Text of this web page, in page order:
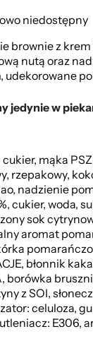
niedostępny
brownie z
nutą oraz
udekorowane
jedynie w
cukier, mąka
rzepakowy,
nadzienie
cukier, woda,
sok
aromat
błonnik
borówka
z SOI,
celuloza,
E306,